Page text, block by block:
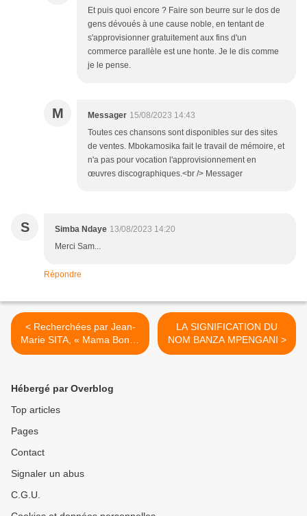
Et puis quoi encore ? Faire son beurre sur le dos de
gens dévoués à une cause noble, en tentant de
s'approvisionner gratuitement aux fins d'un
commerce parallèle est une honte. Je le dis comme
je le pense.
M Messager 15/08/2023 14:43
Toutes ces chansons sont disponibles sur des sites
de ventes. Mbokamosika fait le travail de mémoire, et
n'a pas pour vocation l'approvisionnement en
œuvres discographiques.<br /> Messager
S Simba Ndaye 13/08/2023 14:20
Merci Sam...
Répondre
< Recherchées par Jean-
Marie SITA, « Mama Bondo
Obia » de Cercul-Jazz, et «
exhumées par l’ami
LA SIGNIFICATION DU
NOM BANZA MPENGANI >
Hébergé par Overblog
Top articles
Pages
Contact
Signaler un abus
C.G.U.